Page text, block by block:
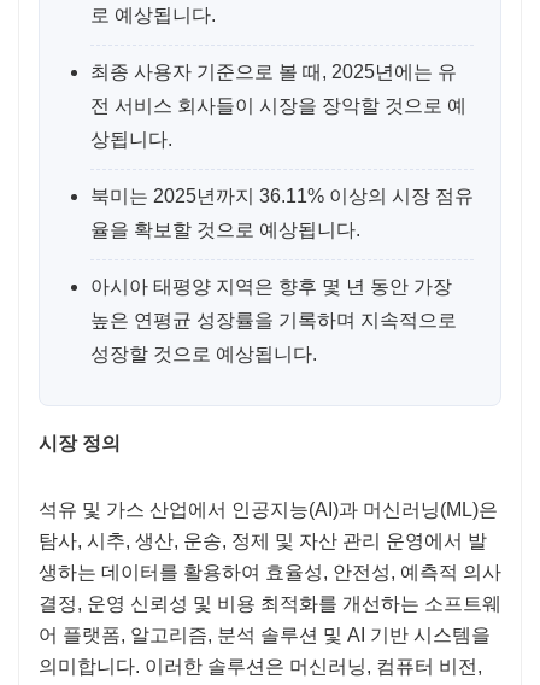
로 예상됩니다.
최종 사용자 기준으로 볼 때, 2025년에는 유
전 서비스 회사들이 시장을 장악할 것으로 예
상됩니다.
북미는 2025년까지 36.11% 이상의 시장 점유
율을 확보할 것으로 예상됩니다.
아시아 태평양 지역은 향후 몇 년 동안 가장
높은 연평균 성장률을 기록하며 지속적으로
성장할 것으로 예상됩니다.
시장 정의
석유 및 가스 산업에서 인공지능(AI)과 머신러닝(ML)은
탐사, 시추, 생산, 운송, 정제 및 자산 관리 운영에서 발
생하는 데이터를 활용하여 효율성, 안전성, 예측적 의사
결정, 운영 신뢰성 및 비용 최적화를 개선하는 소프트웨
어 플랫폼, 알고리즘, 분석 솔루션 및 AI 기반 시스템을
의미합니다. 이러한 솔루션은 머신러닝, 컴퓨터 비전,